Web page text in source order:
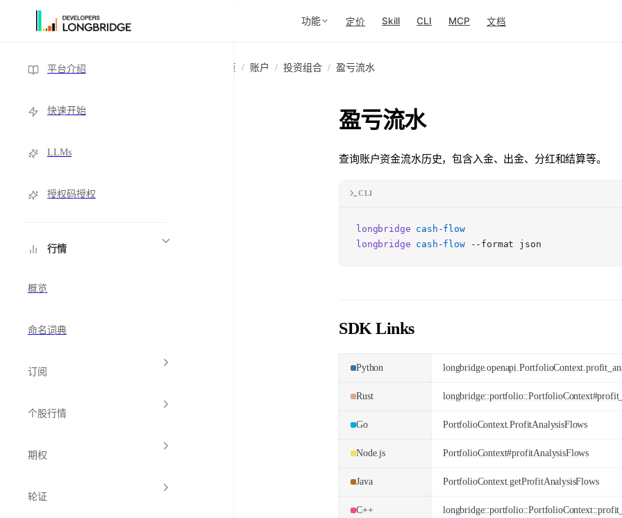
跳转到内容 功能 定价 Skill CLI MCP 文档
平台介绍
快速开始
LLMs
授权码授权
行情
概览
命名词典
订阅
个股行情
期权
轮证
主页 / 账户 / 投资组合 / 盈亏流水
盈亏流水
查询账户资金流水历史，包含入金、出金、分红和结算等。
CLI
longbridge cash-flow
longbridge cash-flow --format json
SDK Links
Python
Rust
Go PortfolioContext.ProfitAnalysisFlows
Node.js PortfolioContext#profitAnalysisFlows
Java PortfolioContext.getProfitAnalysisFlows
C++